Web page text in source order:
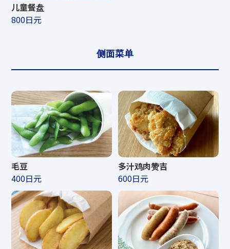
儿童餐盘
800日元
侧面菜单
毛豆
400日元
多汁鸡肉赞吉
600日元